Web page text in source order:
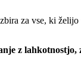
za vse, ki želijo
z lahkotnostjo,